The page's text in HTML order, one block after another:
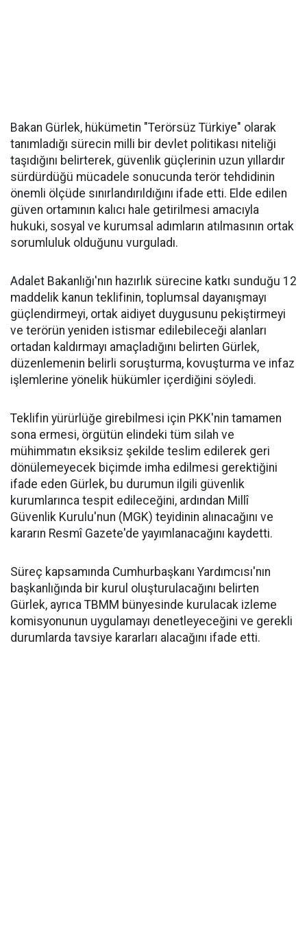
Bakan Gürlek, hükümetin "Terörsüz Türkiye" olarak
tanımladığı sürecin milli bir devlet politikası niteliği
taşıdığını belirterek, güvenlik güçlerinin uzun yıllardır
sürdürdüğü mücadele sonucunda terör tehdidinin
önemli ölçüde sınırlandırıldığını ifade etti. Elde edilen
güven ortamının kalıcı hale getirilmesi amacıyla
hukuki, sosyal ve kurumsal adımların atılmasının ortak
sorumluluk olduğunu vurguladı.
Adalet Bakanlığı'nın hazırlık sürecine katkı sunduğu 12
maddelik kanun teklifinin, toplumsal dayanışmayı
güçlendirmeyi, ortak aidiyet duygusunu pekiştirmeyi
ve terörün yeniden istismar edilebileceği alanları
ortadan kaldırmayı amaçladığını belirten Gürlek,
düzenlemenin belirli soruşturma, kovuşturma ve infaz
işlemlerine yönelik hükümler içerdiğini söyledi.
Teklifin yürürlüğe girebilmesi için PKK'nin tamamen
sona ermesi, örgütün elindeki tüm silah ve
mühimmatın eksiksiz şekilde teslim edilerek geri
dönülemeyecek biçimde imha edilmesi gerektiğini
ifade eden Gürlek, bu durumun ilgili güvenlik
kurumlarınca tespit edileceğini, ardından Millî
Güvenlik Kurulu'nun (MGK) teyidinin alınacağını ve
kararın Resmî Gazete'de yayımlanacağını kaydetti.
Süreç kapsamında Cumhurbaşkanı Yardımcısı'nın
başkanlığında bir kurul oluşturulacağını belirten
Gürlek, ayrıca TBMM bünyesinde kurulacak izleme
komisyonunun uygulamayı denetleyeceğini ve gerekli
durumlarda tavsiye kararları alacağını ifade etti.